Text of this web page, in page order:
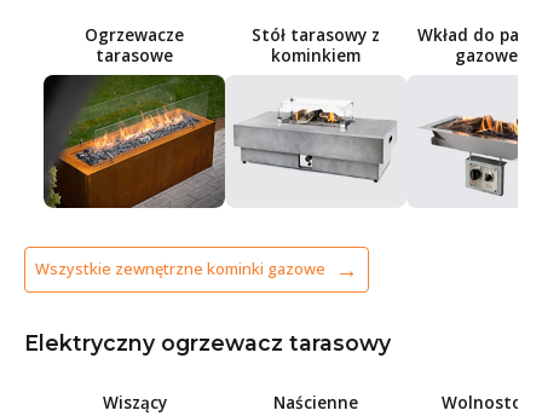
Ogrzewacze
tarasowe
Stół tarasowy z
kominkiem
Wkład do
gazowego
Wszystkie zewnętrzne kominki gazowe
Elektryczny ogrzewacz tarasowy
Wiszący Naścienne